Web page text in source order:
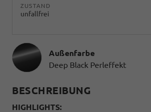
ZUSTAND
unfallfrei
Außenfarbe
Deep Black Perleffekt
BESCHREIBUNG
HIGHLIGHTS: